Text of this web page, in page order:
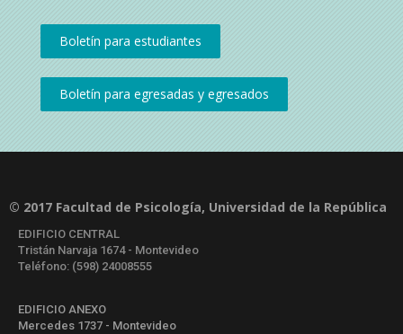
© 2017 Facultad de Psicología, Universidad de la República
EDIFICIO CENTRAL
Tristán Narvaja 1674 - Montevideo
Teléfono: (598) 24008555
EDIFICIO ANEXO
Mercedes 1737 - Montevideo